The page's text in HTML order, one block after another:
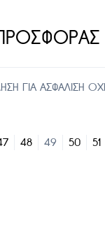
ΓΙΑ ΑΣΦΑΛΙΣΗ
48 49 50 51